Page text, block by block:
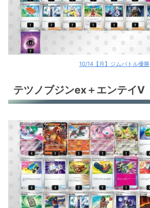
10/14【月】ジムバトル優勝
テツノブジンex＋エンテイV